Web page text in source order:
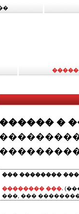
�
��� ��������
�������� ���.
���, ���